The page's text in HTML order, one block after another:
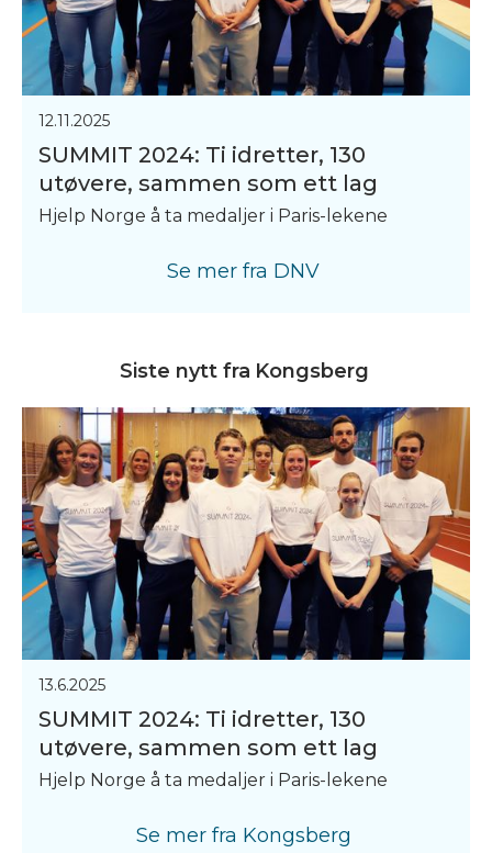
12.11.2025
SUMMIT 2024: Ti idretter, 130
utøvere, sammen som ett lag
Hjelp Norge å ta medaljer i Paris-lekene
Se mer fra DNV
Siste nytt fra Kongsberg
13.6.2025
SUMMIT 2024: Ti idretter, 130
utøvere, sammen som ett lag
Hjelp Norge å ta medaljer i Paris-lekene
Se mer fra Kongsberg